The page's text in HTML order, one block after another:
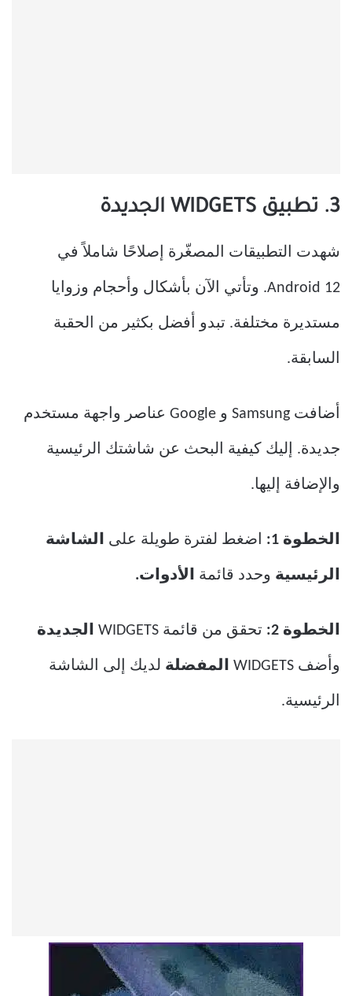
3. تطبيق WIDGETS الجديدة
شهدت التطبيقات المصغّرة إصلاحًا شاملاً في
Android 12. وتأتي الآن بأشكال وأحجام وزوايا
مستديرة مختلفة. تبدو أفضل بكثير من الحقبة
السابقة.
أضافت Samsung و Google عناصر واجهة مستخدم
جديدة. إليك كيفية البحث عن شاشتك الرئيسية
والإضافة إليها.
الخطوة 1: اضغط لفترة طويلة على الشاشة
الرئيسية وحدد قائمة الأدوات.
الخطوة 2: تحقق من قائمة WIDGETS الجديدة
وأضف WIDGETS المفضلة لديك إلى الشاشة
الرئيسية.